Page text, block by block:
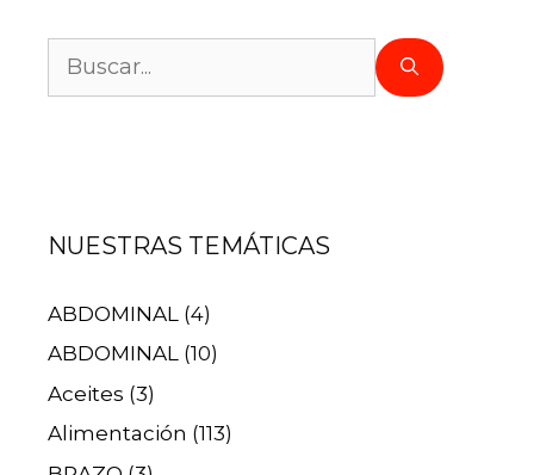
NUESTRAS TEMÁTICAS
ABDOMINAL (4)
ABDOMINAL (10)
Aceites (3)
Alimentación (113)